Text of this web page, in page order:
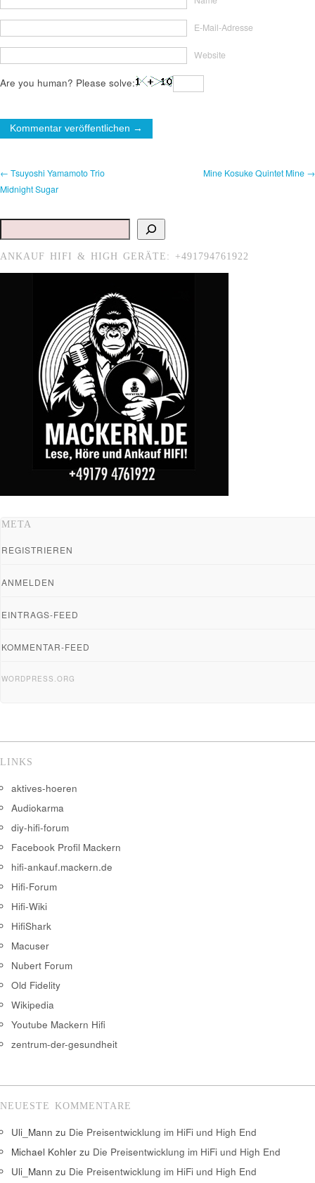
E-Mail-Adresse
Website
Are you human? Please solve:
← Tsuyoshi Yamamoto Trio
Midnight Sugar
Mine Kosuke Quintet Mine →
ANKAUF HIFI & HIGH GERÄTE: +491794761922
META
REGISTRIEREN
ANMELDEN
EINTRAGS-FEED
KOMMENTAR-FEED
WORDPRESS.ORG
LINKS
aktives-hoeren
Audiokarma
diy-hifi-forum
Facebook Profil Mackern
hifi-ankauf.mackern.de
Hifi-Forum
Hifi-Wiki
HifiShark
Macuser
Nubert Forum
Old Fidelity
Wikipedia
Youtube Mackern Hifi
zentrum-der-gesundheit
NEUESTE KOMMENTARE
Uli_Mann zu Die Preisentwicklung im HiFi und High End
Michael Kohler zu Die Preisentwicklung im HiFi und High End
Uli_Mann zu Die Preisentwicklung im HiFi und High End